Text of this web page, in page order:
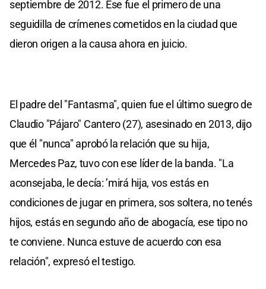
septiembre de 2012. Ese fue el primero de una
seguidilla de crímenes cometidos en la ciudad que
dieron origen a la causa ahora en juicio.
El padre del "Fantasma", quien fue el último suegro de
Claudio "Pájaro" Cantero (27), asesinado en 2013, dijo
que él "nunca" aprobó la relación que su hija,
Mercedes Paz, tuvo con ese líder de la banda. "La
aconsejaba, le decía: ’mirá hija, vos estás en
condiciones de jugar en primera, sos soltera, no tenés
hijos, estás en segundo año de abogacía, ese tipo no
te conviene. Nunca estuve de acuerdo con esa
relación", expresó el testigo.